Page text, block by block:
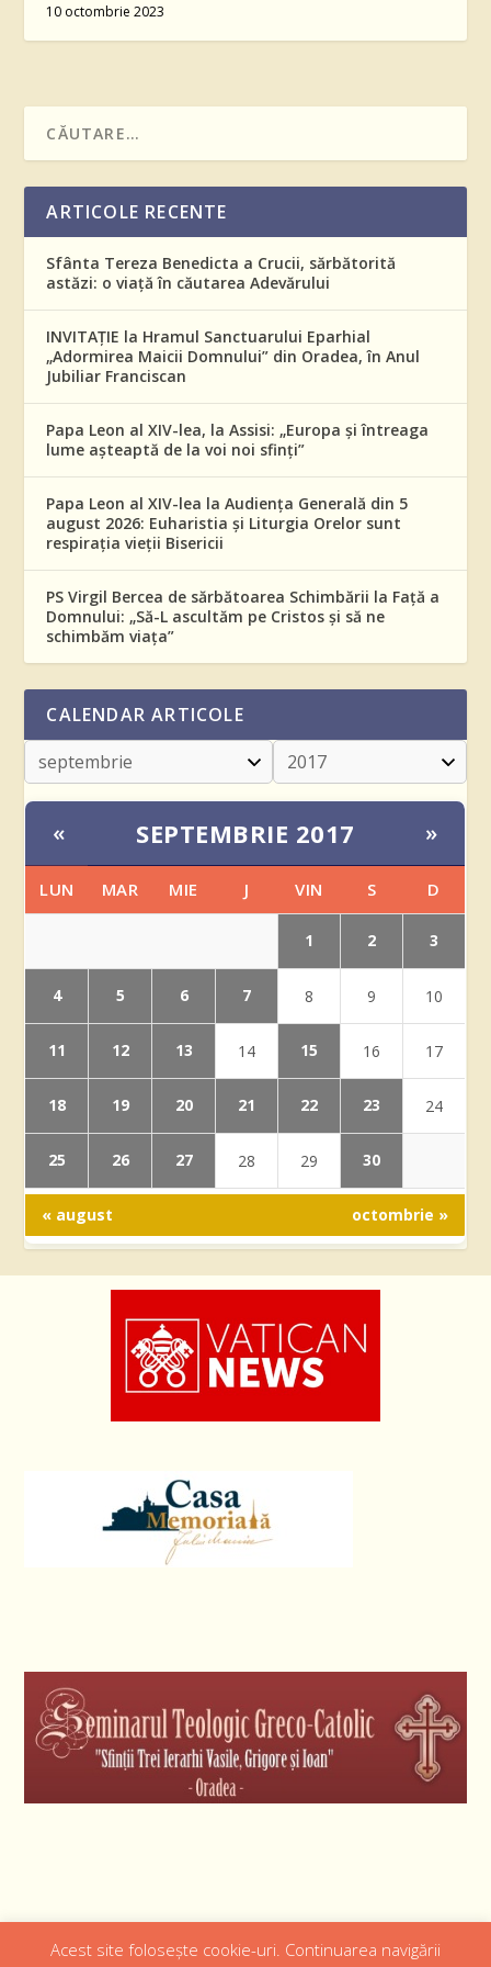
10 octombrie 2023
ARTICOLE RECENTE
Sfânta Tereza Benedicta a Crucii, sărbătorită
astăzi: o viață în căutarea Adevărului
INVITAȚIE la Hramul Sanctuarului Eparhial
„Adormirea Maicii Domnului” din Oradea, în Anul
Jubiliar Franciscan
Papa Leon al XIV-lea, la Assisi: „Europa și întreaga
lume așteaptă de la voi noi sfinți”
Papa Leon al XIV-lea la Audiența Generală din 5
august 2026: Euharistia și Liturgia Orelor sunt
respirația vieții Bisericii
PS Virgil Bercea de sărbătoarea Schimbării la Față a
Domnului: „Să-L ascultăm pe Cristos și să ne
schimbăm viața”
CALENDAR ARTICOLE
« SEPTEMBRIE 2017 »
LUN MAR MIE J VIN S D
1 2 3
4 5 6 7 8 9 10
11 12 13 14 15 16 17
18 19 20 21 22 23 24
25 26 27 28 29 30
« august octombrie »
Designed byWeb Design 4Us Consulting |
Acest site folosește cookie-uri. Continuarea navigării